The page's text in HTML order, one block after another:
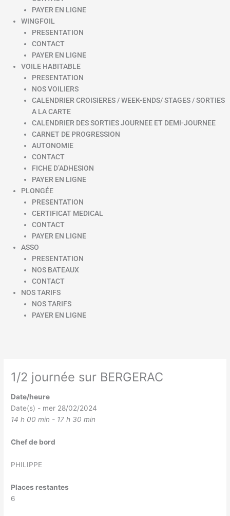
PAYER EN LIGNE
WINGFOIL
PRESENTATION
CONTACT
PAYER EN LIGNE
VOILE HABITABLE
PRESENTATION
NOS VOILIERS
CALENDRIER CROISIERES / WEEK-ENDS/ STAGES / SORTIES
A LA CARTE
CALENDRIER DES SORTIES JOURNEE ET DEMI-JOURNEE
CARNET DE PROGRESSION
AUTONOMIE
CONTACT
FICHE D’ADHESION
PAYER EN LIGNE
PLONGÉE
PRESENTATION
CERTIFICAT MEDICAL
CONTACT
PAYER EN LIGNE
ASSO
PRESENTATION
NOS BATEAUX
CONTACT
NOS TARIFS
NOS TARIFS
PAYER EN LIGNE
1/2 journée sur BERGERAC
Date/heure
Date(s) - mer 28/02/2024
14 h 00 min - 17 h 30 min
Chef de bord
PHILIPPE
Places restantes
6